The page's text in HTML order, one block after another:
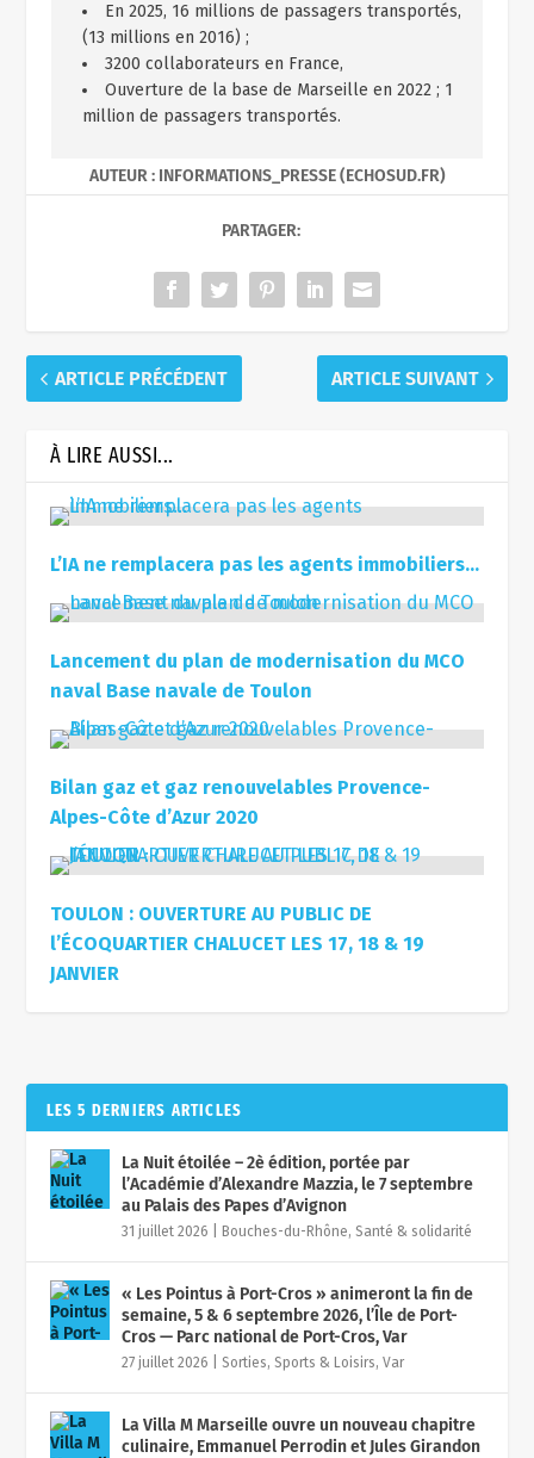
En 2025, 16 millions de passagers transportés,
(13 millions en 2016) ;
3200 collaborateurs en France,
Ouverture de la base de Marseille en 2022 ; 1
million de passagers transportés.
AUTEUR : INFORMATIONS_PRESSE (ECHOSUD.FR)
PARTAGER:
ARTICLE PRÉCÉDENT ARTICLE SUIVANT
À LIRE AUSSI...
L’IA ne remplacera pas les agents immobiliers…
Lancement du plan de modernisation du MCO
naval Base navale de Toulon
Bilan gaz et gaz renouvelables Provence-
Alpes-Côte d’Azur 2020
TOULON : OUVERTURE AU PUBLIC DE
l’ÉCOQUARTIER CHALUCET LES 17, 18 & 19
JANVIER
LES 5 DERNIERS ARTICLES
La Nuit étoilée – 2è édition, portée par
l’Académie d’Alexandre Mazzia, le 7 septembre
au Palais des Papes d’Avignon
31 juillet 2026 Bouches-du-Rhône,Santé & solidarité
« Les Pointus à Port-Cros » animeront la fin de
semaine, 5 & 6 septembre 2026, l’Île de Port-
Cros — Parc national de Port-Cros, Var
27 juillet 2026 |Sorties, Sports & Loisirs,Var
La Villa M Marseille ouvre un nouveau chapitre
culinaire, Emmanuel Perrodin et Jules Girandon